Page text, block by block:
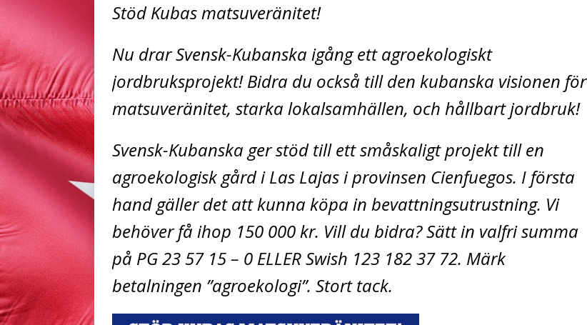
Stöd Kubas matsuveränitet!
Nu drar Svensk-Kubanska igång ett agroekologiskt
jordbruksprojekt! Bidra du också till den kubanska visionen för
matsuveränitet, starka lokalsamhällen, och hållbart jordbruk!
Svensk-Kubanska ger stöd till ett småskaligt projekt till en
agroekologisk gård i Las Lajas i provinsen Cienfuegos. I första
hand gäller det att kunna köpa in bevattningsutrustning. Vi
behöver få ihop 150 000 kr. Vill du bidra? Sätt in valfri summa
på PG 23 57 15 – 0 ELLER Swish 123 182 37 72. Märk
betalningen ”agroekologi”. Stort tack.